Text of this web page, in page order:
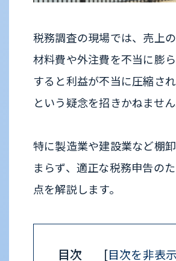
税務調査の現場では、売上
材料費や外注費を不当に膨
すると利益が不当に圧縮さ
という疑念を招きかねません
特に製造業や建設業など棚
まらず、適正な税務申告の
点を解説します。
目次 [目次を非表